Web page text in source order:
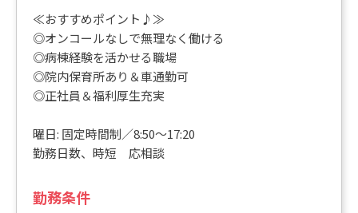
≪おすすめポイント♪≫
◎オンコールなしで無理なく働ける
◎病棟経験を活かせる職場
◎院内保育所あり＆車通勤可
◎正社員＆福利厚生充実
曜日: 固定時間制／8:50～17:20
勤務日数、時短 応相談
勤務条件